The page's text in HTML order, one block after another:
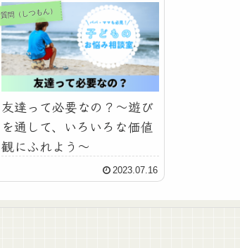
質問（しつもん）
友達って必要なの？～遊び
を通して、いろいろな価値
観にふれよう～
2023.07.16